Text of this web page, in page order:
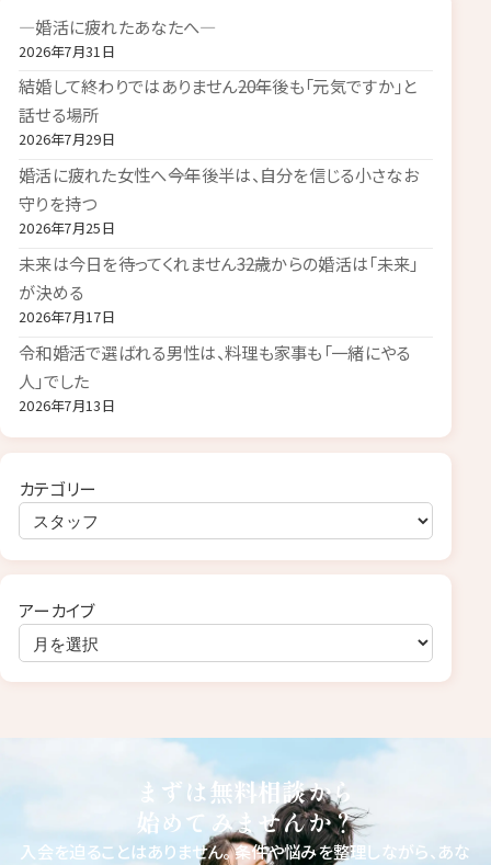
―婚活に疲れたあなたへ―
2026年7月31日
結婚して終わりではありません――20年後も「元気ですか」と
話せる場所
2026年7月29日
婚活に疲れた女性へ――今年後半は、自分を信じる小さなお
守りを持つ
2026年7月25日
未来は今日を待ってくれません――32歳からの婚活は「未来」
が決める
2026年7月17日
令和婚活で選ばれる男性は、料理も家事も「一緒にやる
人」でした
2026年7月13日
カテゴリー
アーカイブ
まずは無料相談から
始めてみませんか？
入会を迫ることはありません。条件や悩みを整理しながら、あな